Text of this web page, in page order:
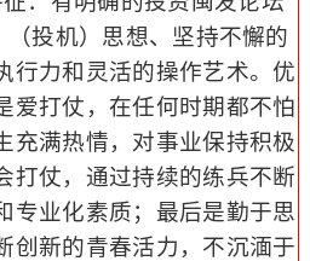
（投机）思想、坚持不懈的
行力和灵活的操作艺术。优
爱打仗，在任何时期都不怕
充满热情，对事业保持积极
打仗，通过持续的练兵不断
专业化素质；最后是勤于思
创新的青春活力，不沉湎于